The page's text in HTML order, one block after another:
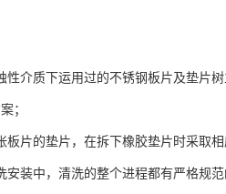
性介质下运用过的不锈钢板片及垫片
；
片的垫片，在拆下橡胶垫片时采取
安装中，清洗的整个进程都有严格规